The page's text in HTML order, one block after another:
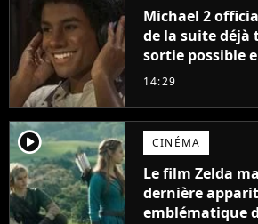
Michael 2
de la suite déjà
sortie possible
14:29
player2 CINÉMA
Le film Zelda
dernière
emblématique